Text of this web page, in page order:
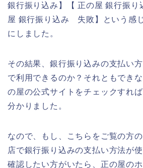
銀行振り込み】【 正の屋 銀行振り
屋 銀行振り込み 失敗】という感
にしました。
その結果、銀行振り込みの支払い
で利用できるのか？それともでき
の屋の公式サイトをチェックすれ
分かりました。
なので、もし、こちらをご覧の方
店で銀行振り込みの支払い方法が
確認したい方がいたら、正の屋の